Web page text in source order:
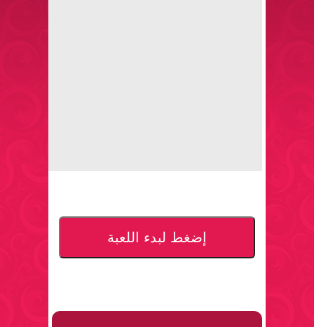
إضغط لبدء اللعبة